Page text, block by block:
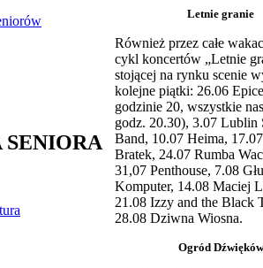
Letnie granie
Również przez całe
cykl koncertów „Letnie
stojącej na rynku scenie
kolejne piątki: 26.06
godzinie 20, wszystkie
godz. 20.30), 3.07 Lublin
Band, 10.07 Heima,
Bratek, 24.07 Rumba
31,07 Penthouse, 7.08
Komputer, 14.08 Maciej
21.08 Izzy and the Black
28.08 Dziwna Wiosna.
Ogród Dźwięków